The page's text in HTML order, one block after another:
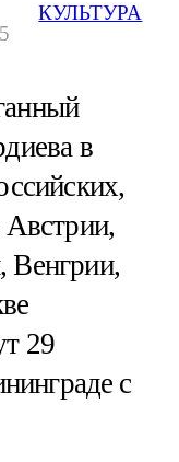
КУЛЬТУРА
в
Австрии,
29
с